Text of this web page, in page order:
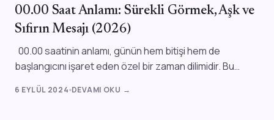
00.00 Saat Anlamı: Sürekli Görmek, Aşk ve
Sıfırın Mesajı (2026)
00.00 saatinin anlamı, günün hem bitişi hem de
başlangıcını işaret eden özel bir zaman dilimidir. Bu
6 EYLÜL 2024 DEVAMI OKU →